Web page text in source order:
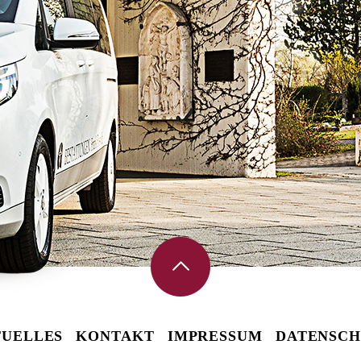
KONTAKT IMPRESSUM